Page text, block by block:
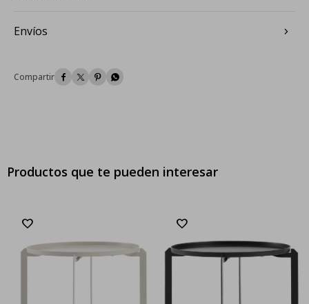
Envíos
   
Productos que te pueden interesar